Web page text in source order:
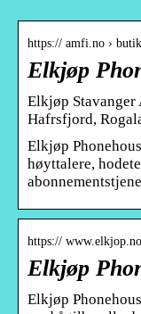
https:// amfi.no ›
Elkjøp
Elkjøp Stavanger
Hafrsfjord,
Elkjøp
høyttalere,
https://
Elkjøp
Elkjøp